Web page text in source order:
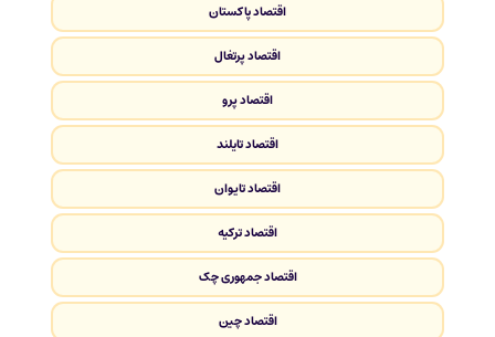
اقتصاد پاکستان
اقتصاد پرتغال
اقتصاد پرو
اقتصاد تایلند
اقتصاد تایوان
اقتصاد ترکیه
اقتصاد جمهوری چک
اقتصاد چین